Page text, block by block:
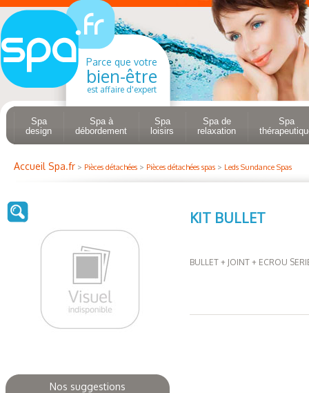
Parce que votre
bien-être
est affaire d'expert
Spa
design
Spa à
débordement
Spa
loisirs
Spa de
relaxation
Spa
Accueil Spa.fr > Pièces détachées > Pièces détachées spas > Leds Sundance Spas
KIT BULLET
BULLET + JOINT + ECROU
Nos suggestions